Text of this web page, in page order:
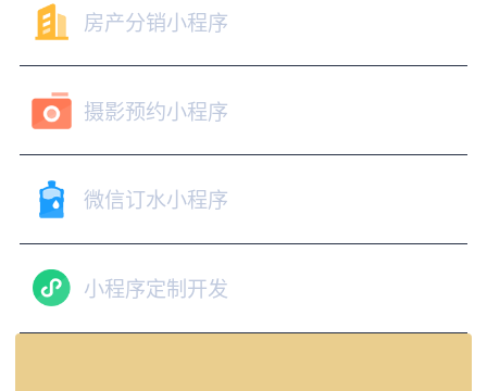
房产分销小程序
摄影预约小程序
微信订水小程序
小程序定制开发